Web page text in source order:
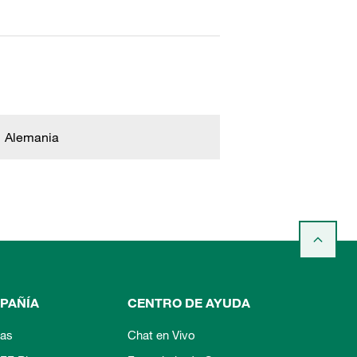
Alemania
CENTRO DE AYUDA
Chat en Vivo